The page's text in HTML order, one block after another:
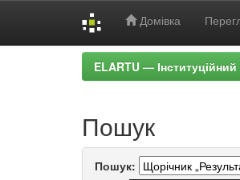
Домівка
ELARTU —
Пошук
Пошук: